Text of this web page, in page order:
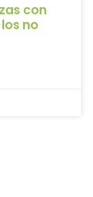
con
no